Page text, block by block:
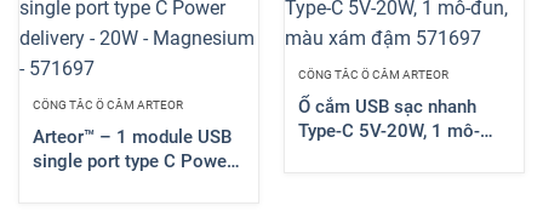
CÔNG TẮC Ổ CẮM ARTEOR
Arteor™ – 1 module USB
single port type C Power
CÔNG TẮC Ổ CẮM ARTEOR
Ổ cắm USB sạc nhanh
Type-C 5V-20W, 1 mô-